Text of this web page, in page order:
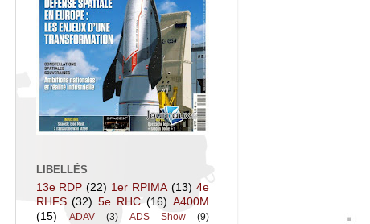
LIBELLÉS
13e RDP (22) 1er RPIMA (13) 4e
RHFS (32) 5e RHC (16) A400M
(15)
ADAV (3) ADS Show (9)